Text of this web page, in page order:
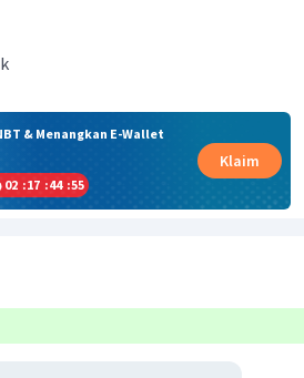
& Menangkan E-Wallet
02 :17 :44 :55
Klaim